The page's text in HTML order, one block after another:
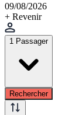
09/08/2026
+ Revenir
1 Passager
Rechercher